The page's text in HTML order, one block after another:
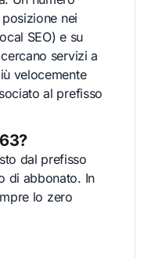
nei
SEO) e su
servizi a
velocemente
al prefisso
dal prefisso
di abbonato. In
lo zero